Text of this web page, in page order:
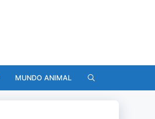
MUNDO ANIMAL